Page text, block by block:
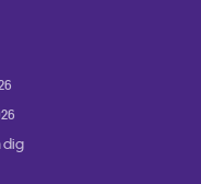
dig